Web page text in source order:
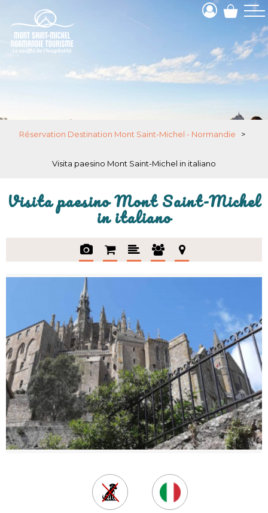
Réservation Destination Mont Saint-Michel - Normandie >
Visita paesino Mont Saint-Michel in italiano
Visita paesino Mont Saint-Michel
in italiano